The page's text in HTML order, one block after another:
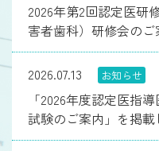
2026年第2回認定医研
害者歯科）研修会のご
2026.07.13 お知らせ
「2026年度認定医指
試験のご案内」を掲載